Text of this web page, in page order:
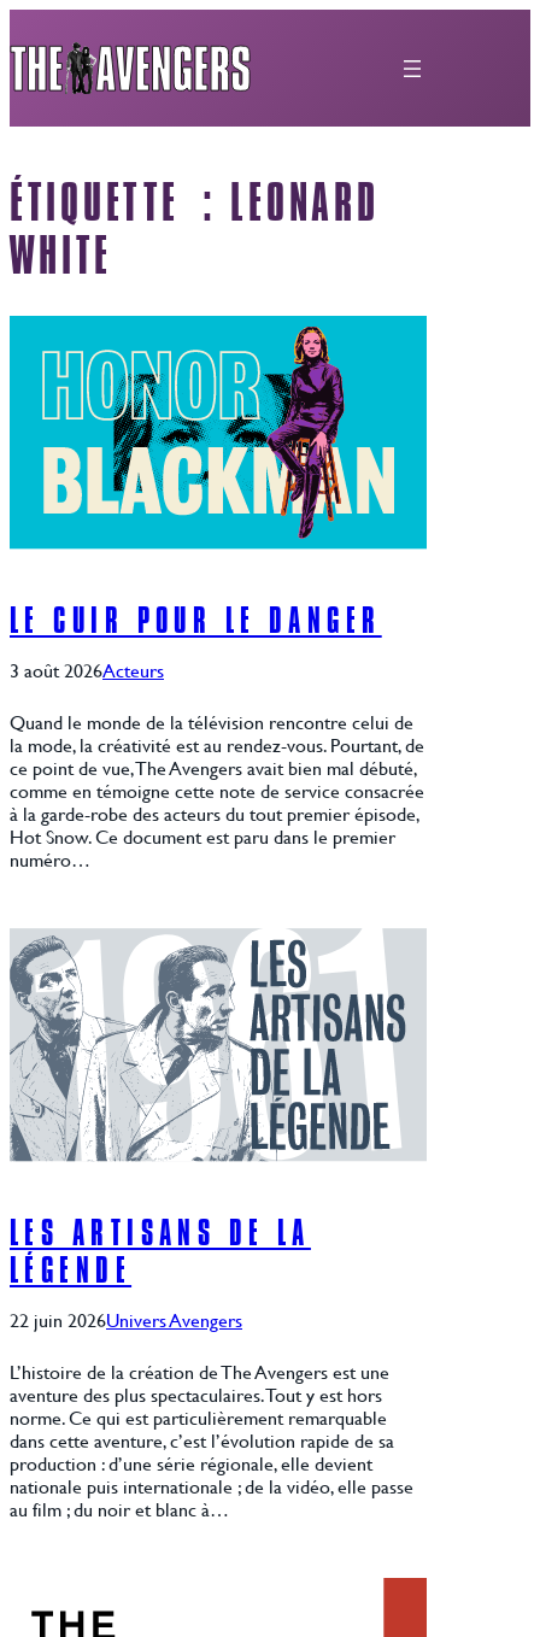
ÉTIQUETTE : LEONARD
WHITE
LE CUIR POUR LE DANGER
3 août 2026Acteurs
Quand le monde de la télévision rencontre celui de
la mode, la créativité est au rendez-vous. Pourtant, de
ce point de vue, The Avengers avait bien mal débuté,
comme en témoigne cette note de service consacrée
à la garde-robe des acteurs du tout premier épisode,
Hot Snow. Ce document est paru dans le premier
numéro…
LES ARTISANS DE LA
LÉGENDE
22 juin 2026Univers Avengers
L’histoire de la création de The Avengers est une
aventure des plus spectaculaires. Tout y est hors
norme. Ce qui est particulièrement remarquable
dans cette aventure, c’est l’évolution rapide de sa
production : d’une série régionale, elle devient
nationale puis internationale ; de la vidéo, elle passe
au film ; du noir et blanc à…